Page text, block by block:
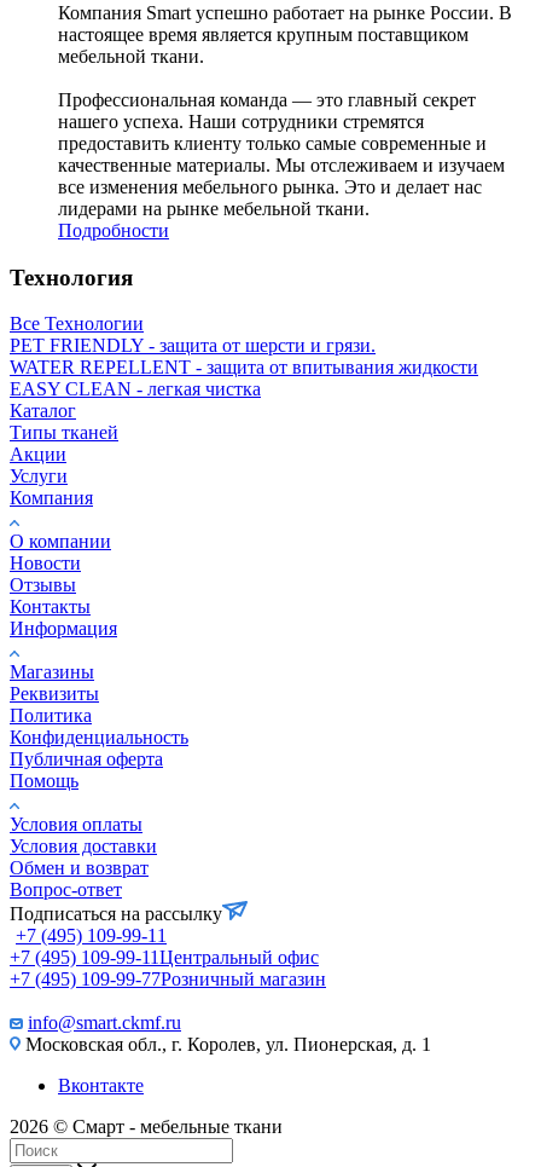
Компания Smart успешно работает на рынке России. В
настоящее время является крупным поставщиком
мебельной ткани.
Профессиональная команда — это главный секрет
нашего успеха. Наши сотрудники стремятся
предоставить клиенту только самые современные и
качественные материалы. Мы отслеживаем и изучаем
все изменения мебельного рынка. Это и делает нас
лидерами на рынке мебельной ткани.
Подробности
Технология
Все Технологии
PET FRIENDLY - защита от шерсти и грязи.
WATER REPELLENT - защита от впитывания жидкости
EASY CLEAN - легкая чистка
Каталог
Типы тканей
Акции
Услуги
Компания
О компании
Новости
Отзывы
Контакты
Информация
Магазины
Реквизиты
Политика
Конфиденциальность
Публичная оферта
Помощь
Условия оплаты
Условия доставки
Обмен и возврат
Вопрос-ответ
Подписаться на рассылку
+7 (495) 109-99-11
+7 (495) 109-99-11Центральный офис
+7 (495) 109-99-77Розничный магазин
info@smart.ckmf.ru
Московская обл., г. Королев, ул. Пионерская, д. 1
Вконтакте
2026 © Смарт - мебельные ткани